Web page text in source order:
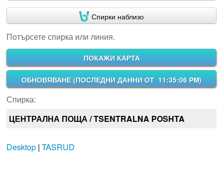
Спирки наблизо
Потърсете спирка или линия.
ПОКАЖИ КАРТА
ОБНОВЯВАНЕ (ПОСЛЕДНИ ДАННИ ОТ 11:35:06 PM)
Спирка:
ЦЕНТРАЛНА ПОЩА / TSENTRALNA POSHTA
Desktop| TASRUD